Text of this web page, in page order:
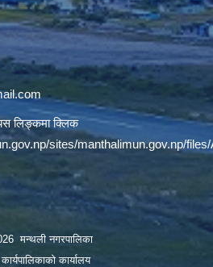
लिङ्कमा क्लिक
sites/manthalimun.gov.np/
मन्थली नगरपालिका
कार्यालय